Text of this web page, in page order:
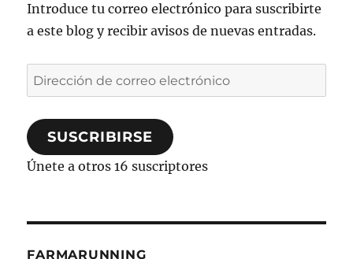
Introduce tu correo electrónico para suscribirte
a este blog y recibir avisos de nuevas entradas.
Dirección
de
correo
electrónico
SUSCRIBIRSE
Únete a otros 16 suscriptores
FARMARUNNING